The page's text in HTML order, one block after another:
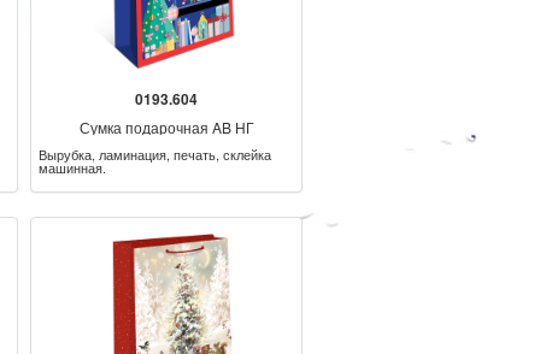
0193.604
Сумка подарочная AB НГ
Вырубка, ламинация, печать, склейка
машинная.